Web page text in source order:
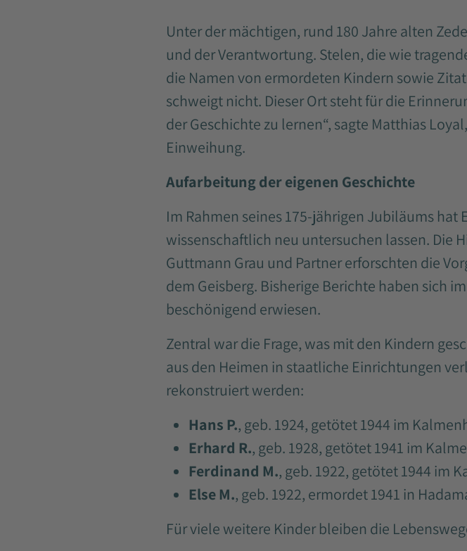
Unter der mächtigen, rund 180 Jahre alten
und der Verantwortung. Stelen, die wie
die Namen von ermordeten Kindern sowie
schweigt nicht. Dieser Ort steht für die
der Geschichte zu lernen“, sagte Matthias
Einweihung.
Aufarbeitung der eigenen Geschichte
Im Rahmen seines 175-jährigen Jubiläums hat
wissenschaftlich neu untersuchen lassen. Die
Guttmann Grau und Partner erforschten die
dem Geisberg. Bisherige Berichte haben sich
beschönigend erwiesen.
Zentral war die Frage, was mit den Kindern
aus den Heimen in staatliche Einrichtungen
rekonstruiert werden:
Hans P., geb. 1924, getötet 1944 im
Erhard R., geb. 1928, getötet 1941 im
Ferdinand M., geb. 1922, getötet 1944 im
Else M., geb. 1922, ermordet 1941 in
Für viele weitere Kinder bleiben die